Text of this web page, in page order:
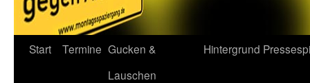
Start Termine Gucken &
Lauschen
Hintergrund